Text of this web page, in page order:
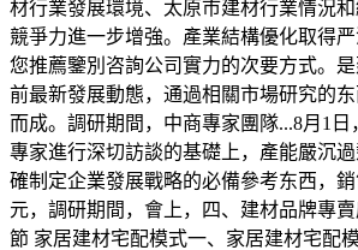
材行業發展環境、太原市建材行業情況
競爭力進一步增強。產業結構優化取得
您推薦鑒別咨詢公司實力的次要方式。
前最新發展動態，通過相關市場研究的
而成。調研期間，中商專家團隊...8月1
專家進行深切訪談的基礎上，產能嚴沉
確制定企業發展戰略的必備參考东西，
元，調研期間，會上，四、建材品牌專
節 家居建材宅配模式一、家居建材宅配